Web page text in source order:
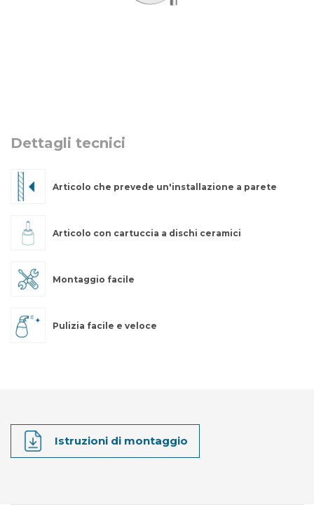
Dettagli tecnici
Articolo che prevede un'installazione a parete
Articolo con cartuccia a dischi ceramici
Montaggio facile
Pulizia facile e veloce
Istruzioni di montaggio